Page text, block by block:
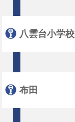
八雲台小学校
布田